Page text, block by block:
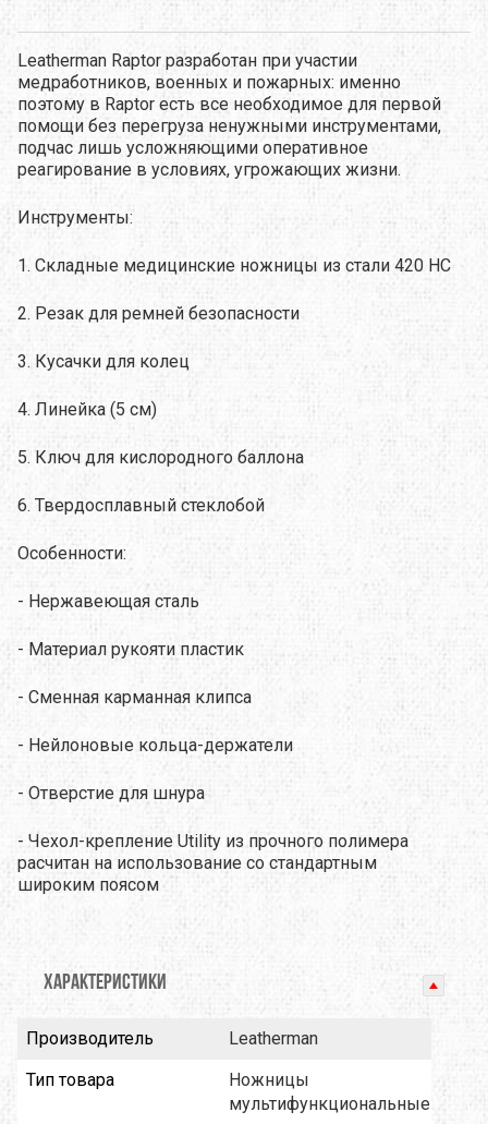
Leatherman Raptor разработан при участии
медработников, военных и пожарных: именно
поэтому в Raptor есть все необходимое для первой
помощи без перегруза ненужными инструментами,
подчас лишь усложняющими оперативное
реагирование в условиях, угрожающих жизни.
Инструменты:
1. Складные медицинские ножницы из стали 420 НС
2. Резак для ремней безопасности
3. Кусачки для колец
4. Линейка (5 см)
5. Ключ для кислородного баллона
6. Твердосплавный стеклобой
Особенности:
- Нержавеющая сталь
- Материал рукояти пластик
- Сменная карманная клипса
- Нейлоновые кольца-держатели
- Отверстие для шнура
- Чехол-крепление Utility из прочного полимера
расчитан на использование со стандартным
широким поясом
ХАРАКТЕРИСТИКИ
Производитель
Leatherman
Тип товара
Ножницы
мультифункциональные